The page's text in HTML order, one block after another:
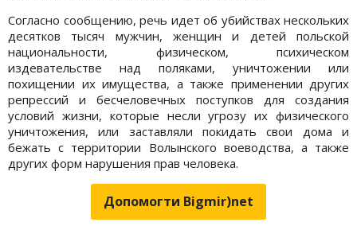
Согласно сообщению, речь идет об убийствах нескольких
десятков тысяч мужчин, женщин и детей польской
национальности, физическом, психическом
издевательстве над поляками, уничтожении или
похищении их имущества, а также применении других
репрессий и бесчеловечных поступков для создания
условий жизни, которые несли угрозу их физического
уничтожения, или заставляли покидать свои дома и
бежать с территории Волынского воеводства, а также
других форм нарушения прав человека.
Допомогти Bigmir)net